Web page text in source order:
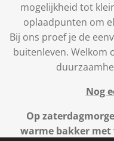
mogelijkheid tot
oplaadpunten om
Bij ons proef je de
buitenleven. Welkom
Nog
Op
warme bakker met